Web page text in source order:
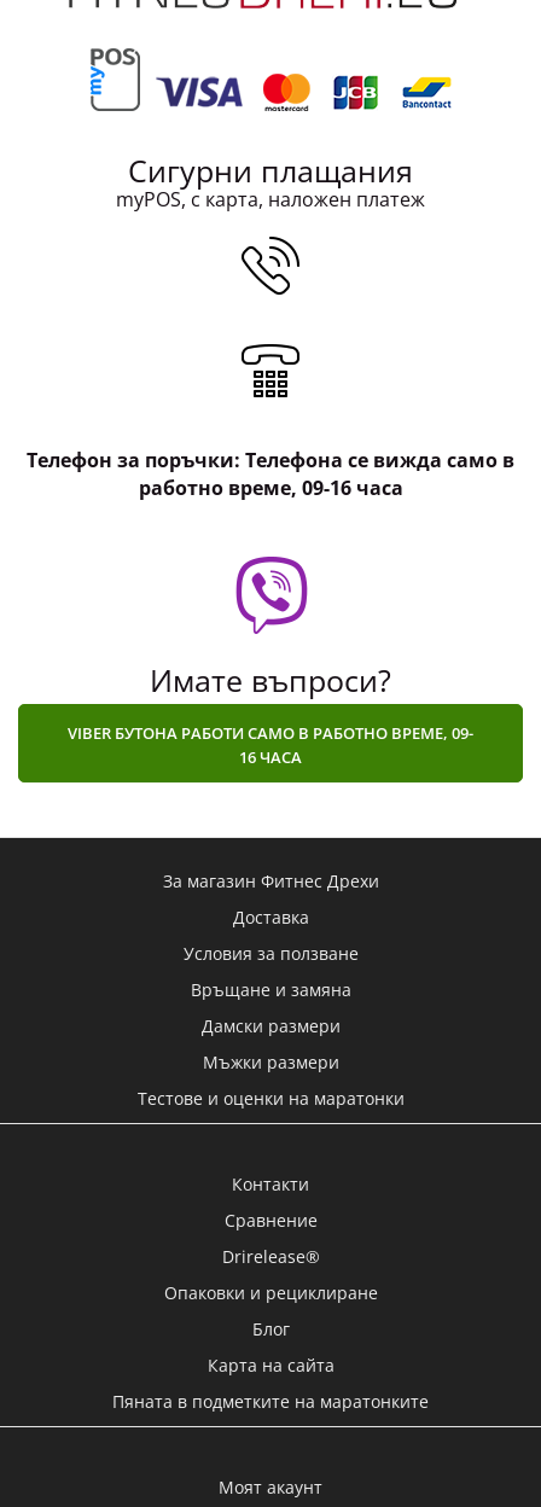
Сигурни плащания
myPOS, с карта, наложен платеж
Телефон за поръчки: Телефона се вижда само в
работно време, 09-16 часа
Имате въпроси?
VIBER БУТОНА РАБОТИ САМО В РАБОТНО ВРЕМЕ, 09-
16 ЧАСА
За магазин Фитнес Дрехи
Доставка
Условия за ползване
Връщане и замяна
Дамски размери
Мъжки размери
Тестове и оценки на маратонки
Контакти
Сравнение
Drirelease®
Опаковки и рециклиране
Блог
Карта на сайта
Пяната в подметките на маратонките
Моят акаунт